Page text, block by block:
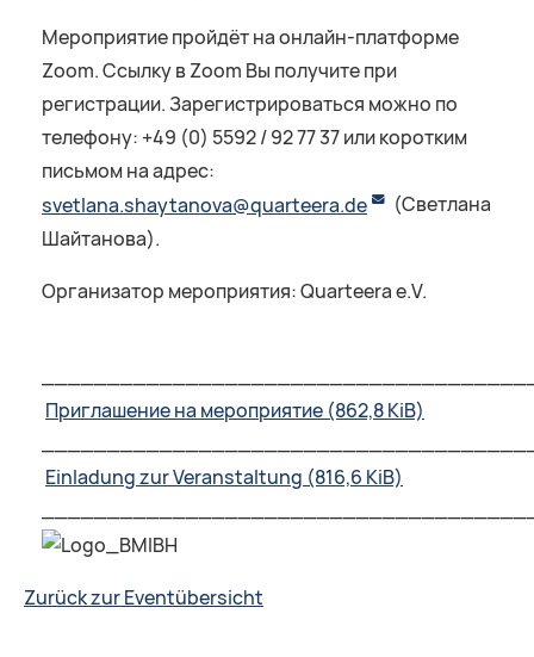
Мероприятие пройдёт на онлайн-платформе
Zoom. Ссылку в Zoom Вы получите при
регистрации. Зарегистрироваться можно по
телефону: +49 (0) 5592 / 92 77 37 или коротким
письмом на адрес:
svetlana.shaytanova@quarteera.de
(Светлана
Шайтанова).
Организатор мероприятия: Quarteera e.V.
Приглашение на мероприятие (862,8 KiB)
Einladung zur Veranstaltung (816,6 KiB)
Zurück zur Eventübersicht